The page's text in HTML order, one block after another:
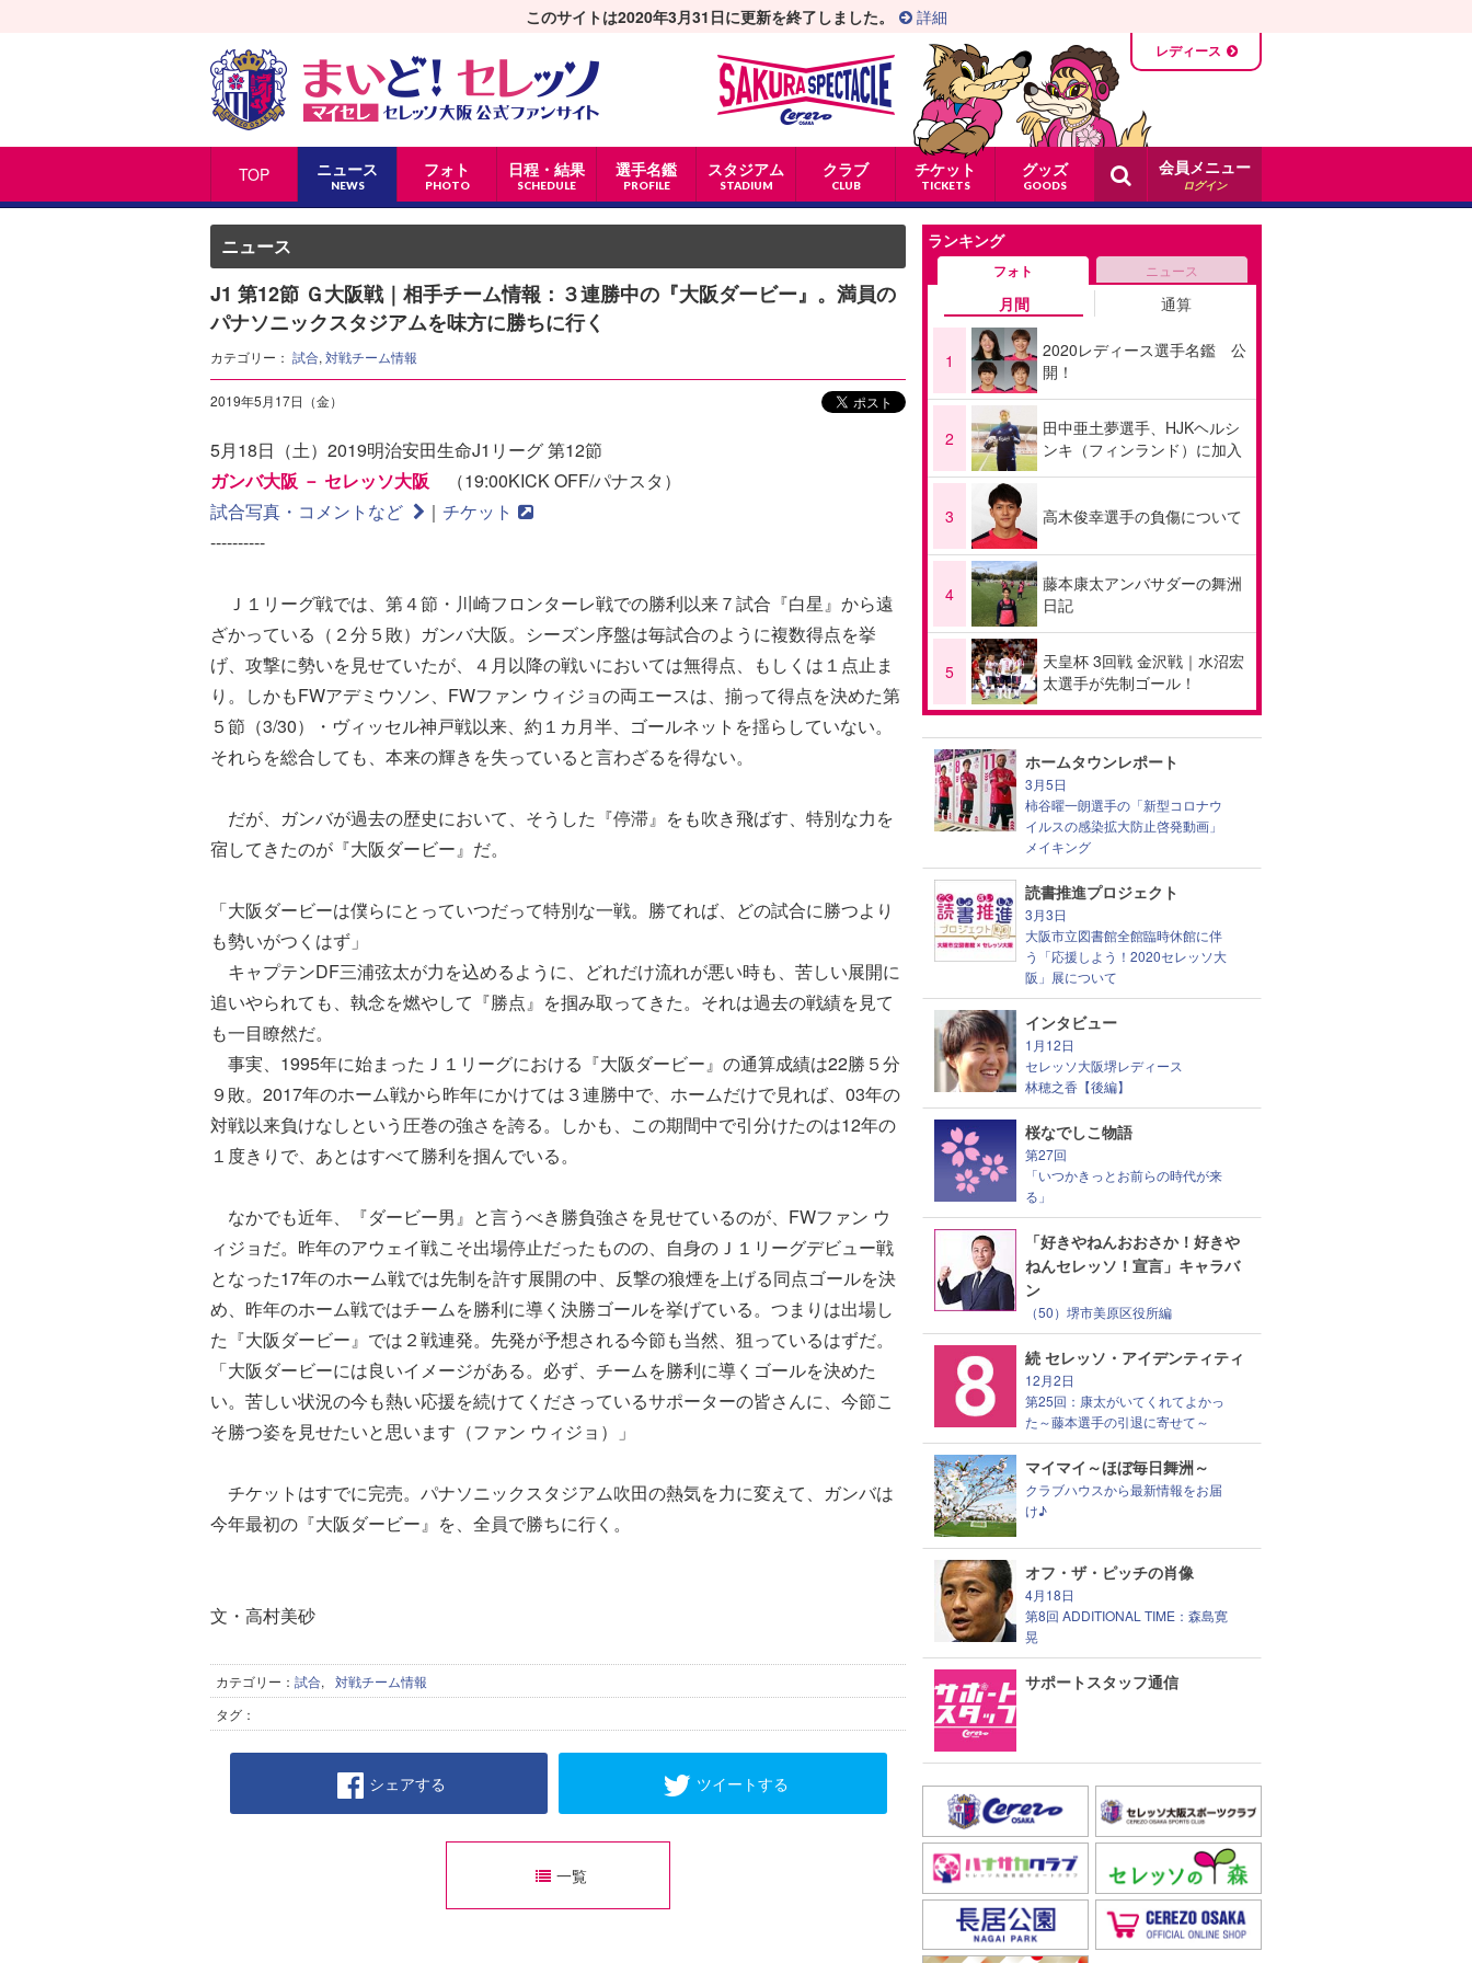
TOP ニュース
NEWS
フォト
PHOTO
日程・結果
SCHEDULE
選手名鑑
PROFILE
スタジアム
STADIUM
クラブ
CLUB
チケット
TICKETS
グッズ
GOODS
このサイトは2020年3月31日に更新を終了しました。 詳細
レディース
会員メニュー
ログイン
ニュース
J1 第12節 Ｇ大阪戦｜相手チーム情報：３連勝中の『大阪ダービー』。満員の
パナソニックスタジアムを味方に勝ちに行く
カテゴリー： 試合, 対戦チーム情報
2019年5月17日（金）
5月18日（土）2019明治安田生命J1リーグ 第12節
ガンバ大阪 － セレッソ大阪 （19:00KICK OFF/パナスタ）
試合写真・コメントなど
｜ チケット
----------
Ｊ１リーグ戦では、第４節・川崎フロンターレ戦での勝利以来７試合『白星』から遠
ざかっている（２分５敗）ガンバ大阪。シーズン序盤は毎試合のように複数得点を挙
げ、攻撃に勢いを見せていたが、４月以降の戦いにおいては無得点、もしくは１点止ま
り。しかもFWアデミウソン、FWファン ウィジョの両エースは、揃って得点を決めた第
５節（3/30）・ヴィッセル神戸戦以来、約１カ月半、ゴールネットを揺らしていない。
それらを総合しても、本来の輝きを失っていると言わざるを得ない。
だが、ガンバが過去の歴史において、そうした『停滞』をも吹き飛ばす、特別な力を
宿してきたのが『大阪ダービー』だ。
「大阪ダービーは僕らにとっていつだって特別な一戦。勝てれば、どの試合に勝つより
も勢いがつくはず」
キャプテンDF三浦弦太が力を込めるように、どれだけ流れが悪い時も、苦しい展開に
追いやられても、執念を燃やして『勝点』を掴み取ってきた。それは過去の戦績を見て
も一目瞭然だ。
事実、1995年に始まったＪ１リーグにおける『大阪ダービー』の通算成績は22勝５分
９敗。2017年のホーム戦から昨年にかけては３連勝中で、ホームだけで見れば、03年の
対戦以来負けなしという圧巻の強さを誇る。しかも、この期間中で引分けたのは12年の
１度きりで、あとはすべて勝利を掴んでいる。
なかでも近年、『ダービー男』と言うべき勝負強さを見せているのが、FWファン ウ
ィジョだ。昨年のアウェイ戦こそ出場停止だったものの、自身のＪ１リーグデビュー戦
となった17年のホーム戦では先制を許す展開の中、反撃の狼煙を上げる同点ゴールを決
め、昨年のホーム戦ではチームを勝利に導く決勝ゴールを挙げている。つまりは出場し
た『大阪ダービー』では２戦連発。先発が予想される今節も当然、狙っているはずだ。
「大阪ダービーには良いイメージがある。必ず、チームを勝利に導くゴールを決めた
い。苦しい状況の今も熱い応援を続けてくださっているサポーターの皆さんに、今節こ
そ勝つ姿を見せたいと思います（ファン ウィジョ）」
チケットはすでに完売。パナソニックスタジアム吹田の熱気を力に変えて、ガンバは
今年最初の『大阪ダービー』を、全員で勝ちに行く。
文・高村美砂
カテゴリー： 試合,
対戦チーム情報
タグ：
シェアする ツイートする
一覧
ランキング
フォト ニュース
月間 通算
1
2020レディース選手名鑑 公
開！
2
田中亜土夢選手、HJKヘルシ
ンキ（フィンランド）に加入
3 高木俊幸選手の負傷について
4
藤本康太アンバサダーの舞洲
日記
5
天皇杯 3回戦 金沢戦｜水沼宏
太選手が先制ゴール！
ホームタウンレポート
3月5日
柿谷曜一朗選手の「新型コロナウ
イルスの感染拡大防止啓発動画」
メイキング
読書推進プロジェクト
3月3日
大阪市立図書館全館臨時休館に伴
う「応援しよう！2020セレッソ大
阪」展について
インタビュー
1月12日
セレッソ大阪堺レディース
林穂之香【後編】
桜なでしこ物語
第27回
「いつかきっとお前らの時代が来
る」
「好きやねんおおさか！好きや
ねんセレッソ！宣言」キャラバ
ン
（50）堺市美原区役所編
続 セレッソ・アイデンティティ
12月2日
第25回：康太がいてくれてよかっ
た～藤本選手の引退に寄せて～
マイマイ～ほぼ毎日舞洲～
クラブハウスから最新情報をお届
け♪
オフ・ザ・ピッチの肖像
4月18日
第8回 ADDITIONAL TIME：森島寛
晃
サポートスタッフ通信